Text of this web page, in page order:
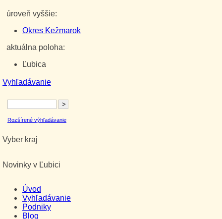
Vyhľadávanie
Rozšírené výhľadávanie
Vyber kraj
Novinky v Ľubici
úroveň vyššie:
Okres Kežmarok
aktuálna poloha:
Ľubica
Úvod
Vyhľadávanie
Podniky
Blog